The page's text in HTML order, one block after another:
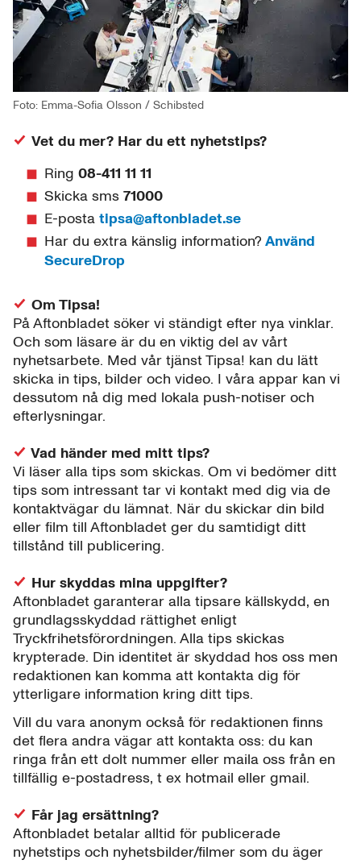
Foto: Emma-Sofia Olsson / Schibsted
Vet du mer? Har du ett nyhetstips?
Ring 08-411 11 11
Skicka sms 71000
E-posta tipsa@aftonbladet.se
Har du extra känslig information? Använd
SecureDrop
Om Tipsa!
På Aftonbladet söker vi ständigt efter nya vinklar.
Och som läsare är du en viktig del av vårt
nyhetsarbete. Med vår tjänst Tipsa! kan du lätt
skicka in tips, bilder och video. I våra appar kan vi
dessutom nå dig med lokala push-notiser och
efterlysningar.
Vad händer med mitt tips?
Vi läser alla tips som skickas. Om vi bedömer ditt
tips som intressant tar vi kontakt med dig via de
kontaktvägar du lämnat. När du skickar din bild
eller film till Aftonbladet ger du samtidigt ditt
tillstånd till publicering.
Hur skyddas mina uppgifter?
Aftonbladet garanterar alla tipsare källskydd, en
grundlagsskyddad rättighet enligt
Tryckfrihetsförordningen. Alla tips skickas
krypterade. Din identitet är skyddad hos oss men
redaktionen kan komma att kontakta dig för
ytterligare information kring ditt tips.
Vill du vara anonym också för redaktionen finns
det flera andra vägar att kontakta oss: du kan
ringa från ett dolt nummer eller maila oss från en
tillfällig e-postadress, t ex hotmail eller gmail.
Får jag ersättning?
Aftonbladet betalar alltid för publicerade
nyhetstips och nyhetsbilder/filmer som du äger